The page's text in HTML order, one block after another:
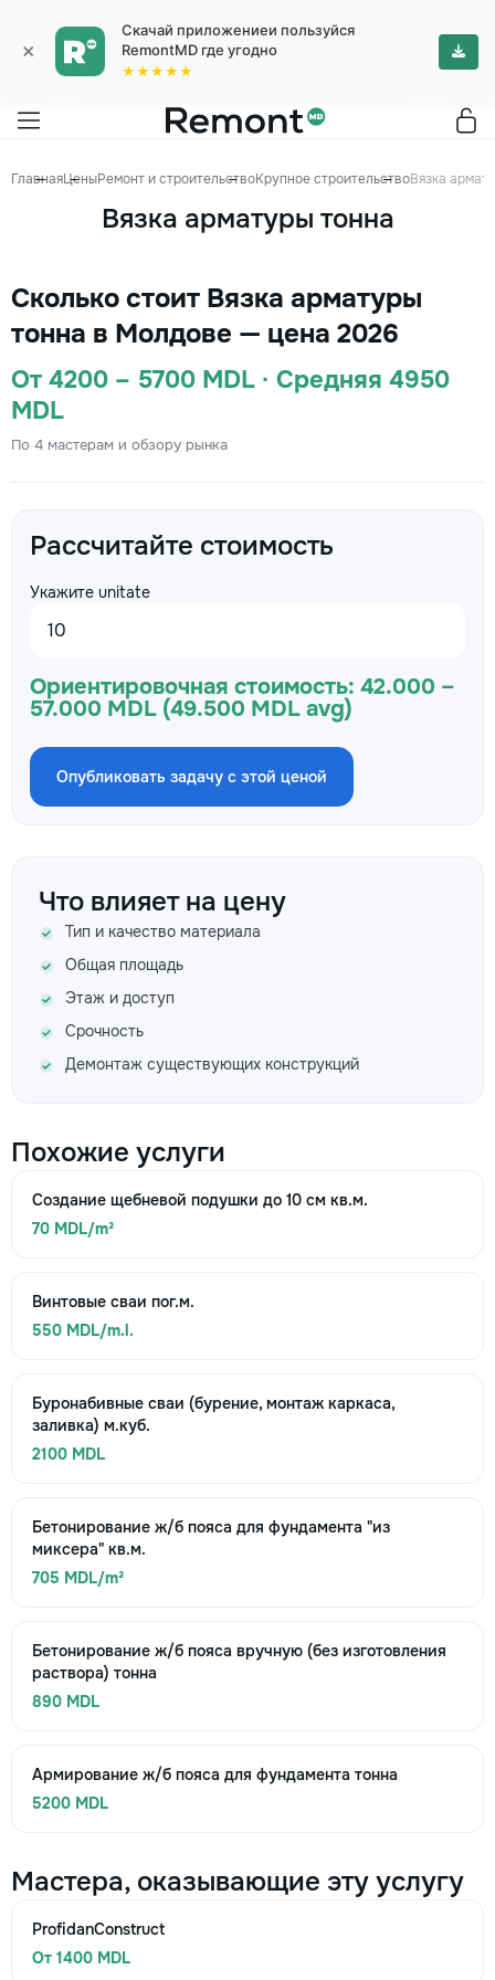
×
Скачай приложениеи пользуйся
RemontMD где угодно
★★★★★
ГлавнаяЦеныРемонт и строительствоКрупное строительствоВязка
Вязка арматуры тонна
Сколько стоит Вязка арматуры
тонна в Молдове — цена 2026
От 4200 – 5700 MDL · Средняя 4950
MDL
По 4 мастерам и обзору рынка
Рассчитайте стоимость
Укажите unitate
Ориентировочная стоимость: 42.000 –
57.000 MDL (49.500 MDL avg)
Опубликовать задачу с этой ценой
Что влияет на цену
Тип и качество материала
Общая площадь
Этаж и доступ
Срочность
Демонтаж существующих конструкций
Похожие услуги
Создание щебневой подушки до 10 см кв.м.
70 MDL/m²
Винтовые сваи пог.м.
550 MDL/m.l.
Буронабивные сваи (бурение, монтаж каркаса,
заливка) м.куб.
2100 MDL
Бетонирование ж/б пояса для фундамента "из
миксера" кв.м.
705 MDL/m²
Бетонирование ж/б пояса вручную (без изготовления
раствора) тонна
890 MDL
Армирование ж/б пояса для фундамента тонна
5200 MDL
Мастера, оказывающие эту услугу
ProfidanConstruct
От 1400 MDL